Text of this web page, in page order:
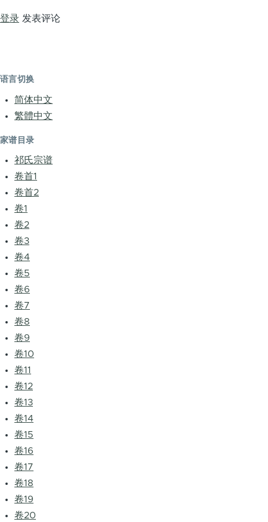
登录 发表评论
语言切换
简体中文
繁體中文
家谱目录
祁氏宗谱
卷首1
卷首2
卷1
卷2
卷3
卷4
卷5
卷6
卷7
卷8
卷9
卷10
卷11
卷12
卷13
卷14
卷15
卷16
卷17
卷18
卷19
卷20